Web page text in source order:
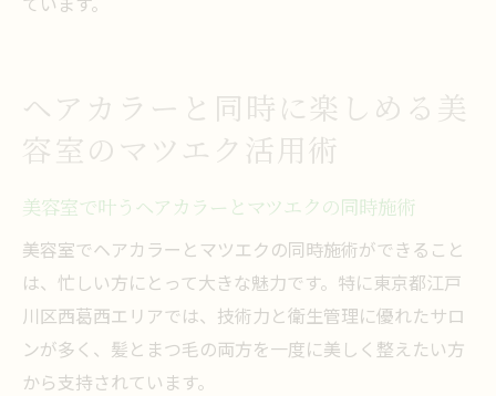
ヘアカラーと同時に楽しめる美
容室のマツエク活用術
美容室で叶うヘアカラーとマツエクの同時施術
美容室でヘアカラーとマツエクの同時施術ができること
は、忙しい方にとって大きな魅力です。特に東京都江戸
川区西葛西エリアでは、技術力と衛生管理に優れたサロ
ンが多く、髪とまつ毛の両方を一度に美しく整えたい方
から支持されています。